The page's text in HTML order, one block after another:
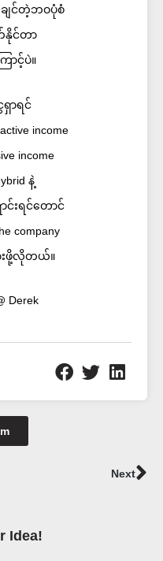
ျင်တဲ့ဘဝပုံစံ
င်တာ
ာင့်ပဲ။
ရှာရင်
income
income
နဲ့
င်းရင်တောင်
company
းဖို့လိုတယ်။
Derek
Next
Idea!​